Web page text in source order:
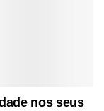
nos seus